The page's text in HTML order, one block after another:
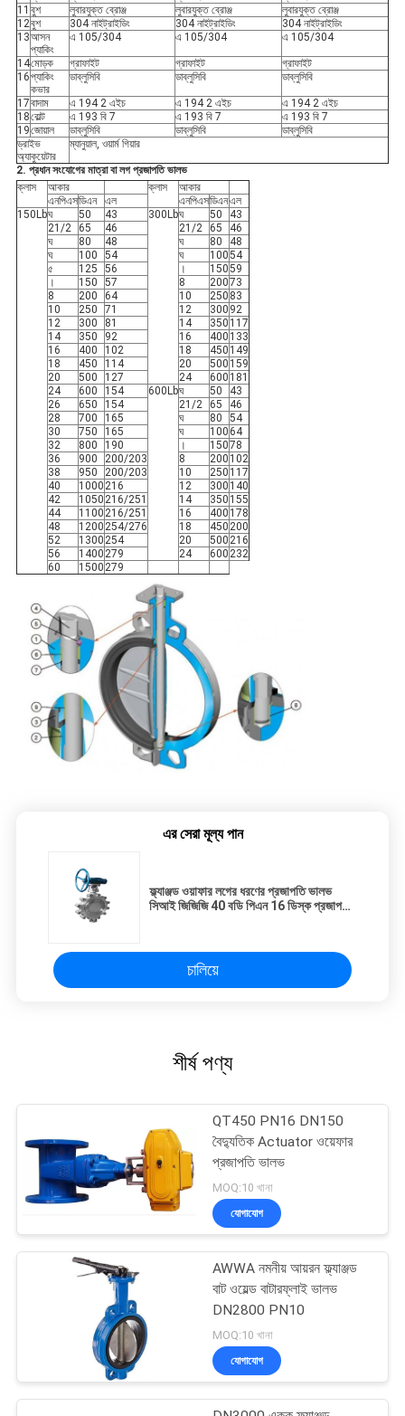
11 বুশ লুবারযুক্ত ব্রোঞ্জ লুবারযুক্ত ব্রোঞ্জ
লুবারযুক্ত ব্রোঞ্জ
12বুশ 304 নাইট্রাইডিং 304 নাইট্রাইডিং
304 নাইট্রাইডিং
13আসন
প্যাকিং
এ 105/304 এ 105/304 এ 105/304
14মোড়ক গ্রাফাইট গ্রাফাইট
গ্রাফাইট
16প্যাকিং
কভার
ডাব্লুসিবি ডাব্লুসিবি ডাব্লুসিবি
17বাদাম এ 194 2 এইচ এ 194 2 এইচ
এ 194 2 এইচ
18বোল্ট এ 193 বি 7 এ 193 বি 7
এ 193 বি 7
19জোয়াল ডাব্লুসিবি ডাব্লুসিবি
ডাব্লুসিবি
ড্রাইভ
অ্যাকুয়েটার
ম্যানুয়াল, ওয়ার্ম গিয়ার
2. প্রধান সংযোগের মাত্রা বা লগ প্রজাপতি ভালভ
ক্লাস
আকার ক্লাস
আকার
এনপিএসডিএন এল এনপিএসডিএনএল
150Lbঘ 50 43 300Lbঘ 50
43
21/2 65 46 21/2 65
46
ঘ
80 48 ঘ 80
48
ঘ
100 54 ঘ 10054
৫
125 56 । 15059
।
150 57 8 20073
8
200 64 10 250 83
10
250 71 12 300 92
12
300 81 14 350 117
14
350 92 16 400 133
16
400 102 18 450 149
18
450 114 20 500 159
20
500 127 24 600 181
24
600 154 600Lbঘ 50
43
26
650 154 21/2 65
46
28
700 165 ঘ 80
54
30
750 165 ঘ 10064
32
800 190 । 15078
36
900 200/203 8 200 102
38
950 200/203 10 250 117
40
1000216 12 300 140
42
1050216/251 14 350 155
44
1100216/251 16 400 178
48
1200254/276 18 450200
52
1300254 20 500216
56
1400279 24 600232
60
1500279
এর সেরা মূল্য পান
ফ্ল্যাঞ্জড ওয়াফার লগের ধরণের প্রজাপতি ভালভ
সিআই জিজিজি 40 বডি পিএন 16 ডিস্ক প্রজাপতি
চালিয়ে
শীর্ষ পণ্য
QT450 PN16 DN150
বৈদ্যুতিক Actuator ওয়েফার
প্রজাপতি ভালভ
MOQ:10 খানা
যোগাযোগ
AWWA নমনীয় আয়রন ফ্ল্যাঞ্জড
বাট ওয়েল্ড বাটারফ্লাই ভালভ
DN2800 PN10
MOQ:10 খানা
যোগাযোগ